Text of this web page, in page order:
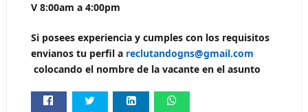
V 8:00am a 4:00pm
Si posees experiencia y cumples con los requisitos
envianos tu perfil a reclutandogns@gmail.com
colocando el nombre de la vacante en el asunto